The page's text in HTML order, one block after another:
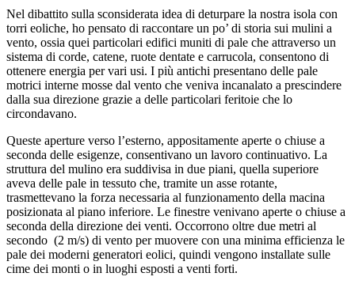
Nel dibattito sulla sconsiderata idea di deturpare la nostra isola con
torri eoliche, ho pensato di raccontare un po’ di storia sui mulini a
vento, ossia quei particolari edifici muniti di pale che attraverso un
sistema di corde, catene, ruote dentate e carrucola, consentono di
ottenere energia per vari usi. I più antichi presentano delle pale
motrici interne mosse dal vento che veniva incanalato a prescindere
dalla sua direzione grazie a delle particolari feritoie che lo
circondavano.
Queste aperture verso l’esterno, appositamente aperte o chiuse a
seconda delle esigenze, consentivano un lavoro continuativo. La
struttura del mulino era suddivisa in due piani, quella superiore
aveva delle pale in tessuto che, tramite un asse rotante,
trasmettevano la forza necessaria al funzionamento della macina
posizionata al piano inferiore. Le finestre venivano aperte o chiuse a
seconda della direzione dei venti. Occorrono oltre due metri al
secondo (2 m/s) di vento per muovere con una minima efficienza le
pale dei moderni generatori eolici, quindi vengono installate sulle
cime dei monti o in luoghi esposti a venti forti.